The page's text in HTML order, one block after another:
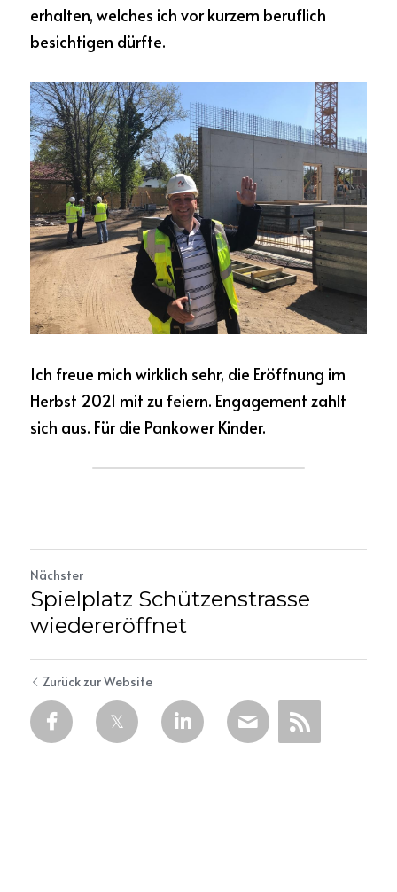
erhalten, welches ich vor kurzem beruflich
besichtigen dürfte.
Ich freue mich wirklich sehr, die Eröffnung im
Herbst 2021 mit zu feiern. Engagement zahlt
sich aus. Für die Pankower Kinder.
Nächster
Spielplatz Schützenstrasse
wiedereröffnet
Zurück zur Website